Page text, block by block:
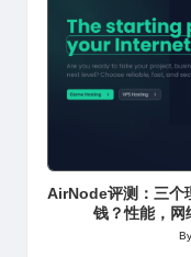
in
AirNode评测：三个
钱？性能，网